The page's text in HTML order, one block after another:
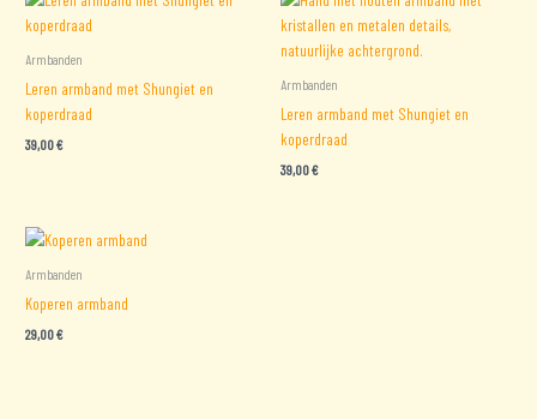
Armbanden
Leren armband met Shungiet en
koperdraad
39,00€
Armbanden
Leren armband met Shungiet en
koperdraad
39,00€
Armbanden
Koperen armband
29,00€